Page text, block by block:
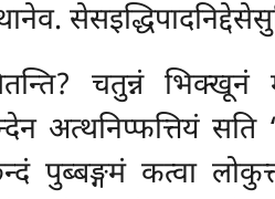
चतुन्नं भिक्खूनं
अत्थनिप्फत्तियं सति
पुब्बङ्गमं कत्वा